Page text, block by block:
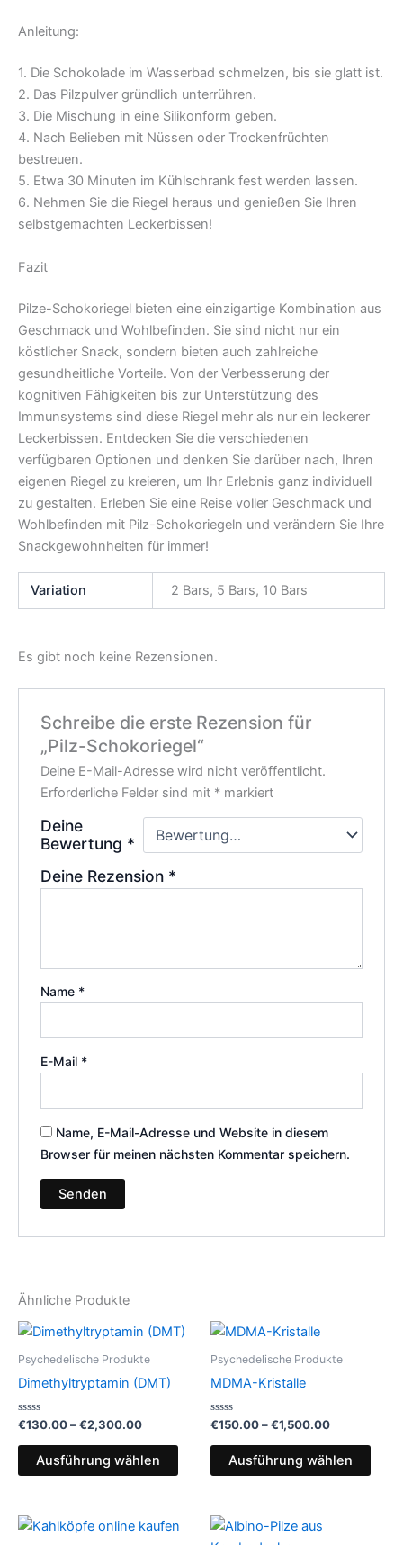
Anleitung:
1. Die Schokolade im Wasserbad schmelzen, bis sie glatt ist.
2. Das Pilzpulver gründlich unterrühren.
3. Die Mischung in eine Silikonform geben.
4. Nach Belieben mit Nüssen oder Trockenfrüchten
bestreuen.
5. Etwa 30 Minuten im Kühlschrank fest werden lassen.
6. Nehmen Sie die Riegel heraus und genießen Sie Ihren
selbstgemachten Leckerbissen!
Fazit
Pilze-Schokoriegel bieten eine einzigartige Kombination aus
Geschmack und Wohlbefinden. Sie sind nicht nur ein
köstlicher Snack, sondern bieten auch zahlreiche
gesundheitliche Vorteile. Von der Verbesserung der
kognitiven Fähigkeiten bis zur Unterstützung des
Immunsystems sind diese Riegel mehr als nur ein leckerer
Leckerbissen. Entdecken Sie die verschiedenen
verfügbaren Optionen und denken Sie darüber nach, Ihren
eigenen Riegel zu kreieren, um Ihr Erlebnis ganz individuell
zu gestalten. Erleben Sie eine Reise voller Geschmack und
Wohlbefinden mit Pilz-Schokoriegeln und verändern Sie Ihre
Snackgewohnheiten für immer!
Variation 2 Bars, 5 Bars, 10 Bars
Es gibt noch keine Rezensionen.
Schreibe die erste Rezension für
„Pilz-Schokoriegel“
Deine E-Mail-Adresse wird nicht veröffentlicht.
Erforderliche Felder sind mit * markiert
Deine
Bewertung *
Deine Rezension *
Name *
E-Mail *
Name, E-Mail-Adresse und Website in diesem
Browser für meinen nächsten Kommentar speichern.
Ähnliche Produkte
Psychedelische Produkte
Dimethyltryptamin (DMT)
Bewertet
0
€130.00–€2,300.00
Preisspanne:
€130.00
bis
Ausführung wählen
Dieses
Produkt
Varianten
auf
Psychedelische Produkte
MDMA-Kristalle
Bewertet
0
€150.00–€1,500.00
bis
Ausführung wählen
Preisspanne:
Dieses